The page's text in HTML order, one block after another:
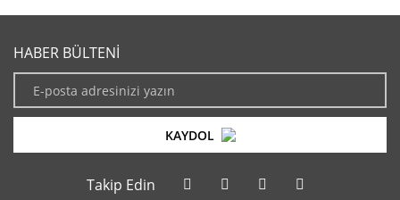
HABER BÜLTENİ
KAYDOL
Takip Edin